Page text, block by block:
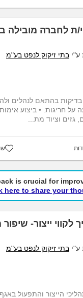
ת לחברה מובילה
ע"י בתי זיקוק לנפט בע"מ
בדיקות בהתאם לנהלים
דווח תוצאות והתרעה על
גזים וציוד מת...
is crucial for
here to share your
ייצור-
ע"י בתי זיקוק לנפט בע"מ
הייצור והתפעול